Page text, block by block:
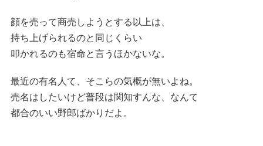
顔を売って商売しようとする以上は、
持ち上げられるのと同じくらい
叩かれるのも宿命と言うほかないな。
最近の有名人て、そこらの気概が無いよね。
売名はしたいけど普段は関知すんな、なんて
都合のいい野郎ばかりだよ。